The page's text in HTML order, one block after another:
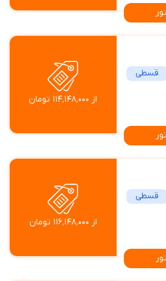
قسطی
از ۱۱۴٬۱۴۸٬۰۰۰ تومان
قسطی
از ۱۱۶٬۱۴۸٬۰۰۰ تومان